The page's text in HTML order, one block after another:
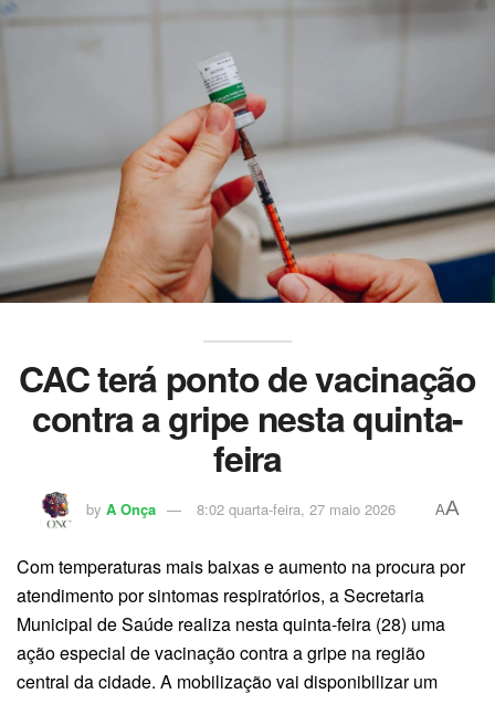
CAC terá ponto de vacinação
contra a gripe nesta quinta-
feira
by A Onça 8:02 quarta-feira, 27 maio 2026 AA
Com temperaturas mais baixas e aumento na procura por
atendimento por sintomas respiratórios, a Secretaria
Municipal de Saúde realiza nesta quinta-feira (28) uma
ação especial de vacinação contra a gripe na região
central da cidade. A mobilização vai disponibilizar um